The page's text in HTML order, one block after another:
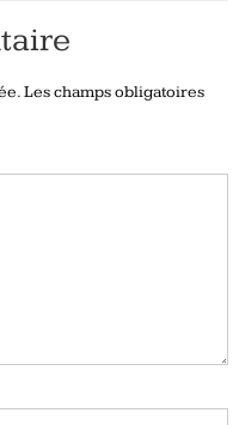
Les champs obligatoires